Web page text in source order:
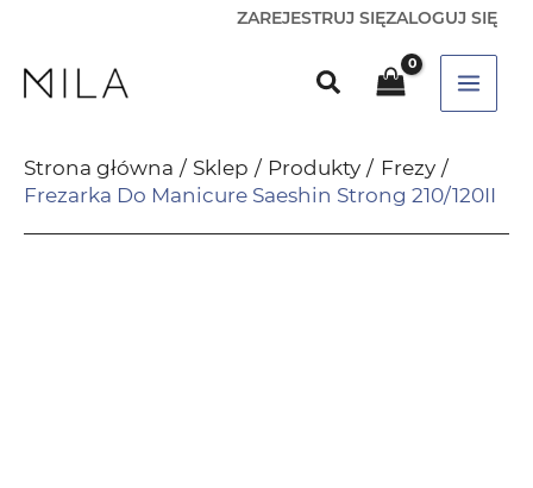
ZAREJESTRUJ SIĘZALOGUJ SIĘ
Strona główna Sklep Produkty
Frezy
Frezarka Do Manicure Saeshin Strong 210/120II